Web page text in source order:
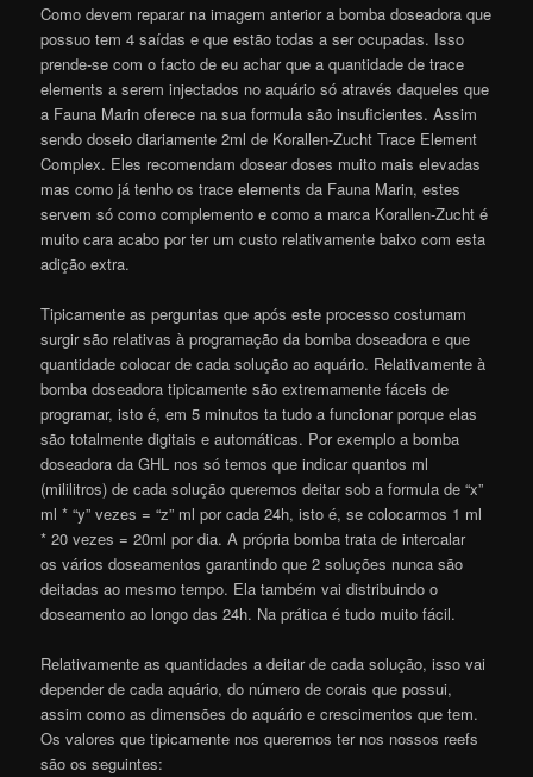
Como devem reparar na imagem anterior a bomba doseadora que
possuo tem 4 saídas e que estão todas a ser ocupadas. Isso
prende-se com o facto de eu achar que a quantidade de trace
elements a serem injectados no aquário só através daqueles que
a Fauna Marin oferece na sua formula são insuficientes. Assim
sendo doseio diariamente 2ml de Korallen-Zucht Trace Element
Complex. Eles recomendam dosear doses muito mais elevadas
mas como já tenho os trace elements da Fauna Marin, estes
servem só como complemento e como a marca Korallen-Zucht é
muito cara acabo por ter um custo relativamente baixo com esta
adição extra.
Tipicamente as perguntas que após este processo costumam
surgir são relativas à programação da bomba doseadora e que
quantidade colocar de cada solução ao aquário. Relativamente à
bomba doseadora tipicamente são extremamente fáceis de
programar, isto é, em 5 minutos ta tudo a funcionar porque elas
são totalmente digitais e automáticas. Por exemplo a bomba
doseadora da GHL nos só temos que indicar quantos ml
(mililitros) de cada solução queremos deitar sob a formula de “x”
ml * “y” vezes = “z” ml por cada 24h, isto é, se colocarmos 1 ml
* 20 vezes = 20ml por dia. A própria bomba trata de intercalar
os vários doseamentos garantindo que 2 soluções nunca são
deitadas ao mesmo tempo. Ela também vai distribuindo o
doseamento ao longo das 24h. Na prática é tudo muito fácil.
Relativamente as quantidades a deitar de cada solução, isso vai
depender de cada aquário, do número de corais que possui,
assim como as dimensões do aquário e crescimentos que tem.
Os valores que tipicamente nos queremos ter nos nossos reefs
são os seguintes: